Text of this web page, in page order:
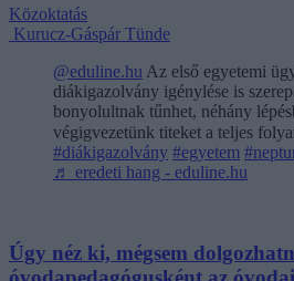
Közoktatás
Kurucz-Gáspár Tünde
@eduline.hu Az első egyetemi
diákigazolvány igénylése is
bonyolultnak tűnhet, néhány
végigvezetünk titeket a teljes
#diákigazolvány #egyetem
♬ eredeti hang - eduline.hu
Úgy néz ki, mégsem